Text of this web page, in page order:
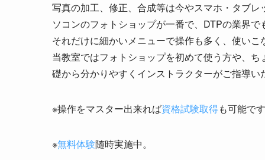
写真の加工、修正、合成等は今やスマホ・タブ
ソコンのフォトショップが一番で、DTPの業界
それだけに細かいメニューで操作も多く、使い
当教室ではフォトショップを初めて使う方や、
礎から分かりやすくインストラクターがご指導い
※操作をマスター出来れば資格試験取得も可能で
※無料体験随時実施中。